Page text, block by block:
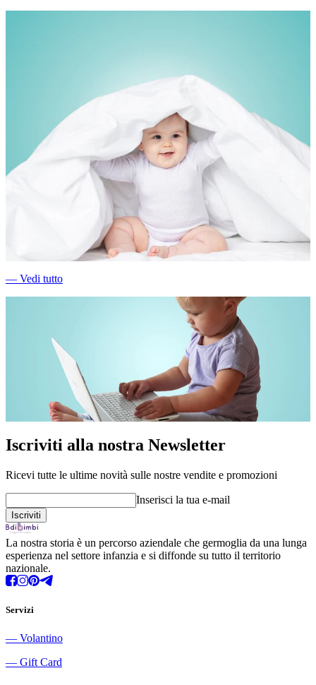
― Vedi tutto
Iscriviti alla nostra Newsletter
Ricevi tutte le ultime novità sulle nostre vendite e promozioni
Inserisci la tua e-mail
La nostra storia è un percorso aziendale che germoglia da una lunga
esperienza nel settore infanzia e si diffonde su tutto il territorio
nazionale.
Servizi
― Volantino
― Gift Card